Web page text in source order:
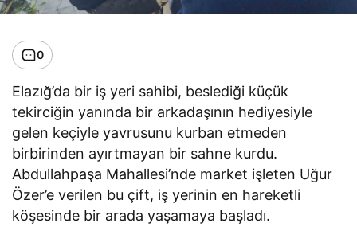
0
Elazığ’da bir iş yeri sahibi, beslediği küçük
tekirciğin yanında bir arkadaşının hediyesiyle
gelen keçiyle yavrusunu kurban etmeden
birbirinden ayırtmayan bir sahne kurdu.
Abdullahpaşa Mahallesi’nde market işleten Uğur
Özer’e verilen bu çift, iş yerinin en hareketli
köşesinde bir arada yaşamaya başladı.